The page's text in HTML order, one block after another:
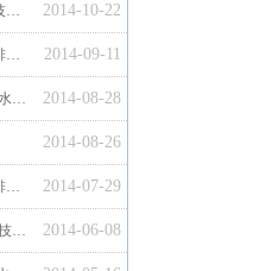
2014-10-22
热水专业委员会集贮热式无动力太阳能技术研讨会通知
2014-09-11
关于召开第二届中国建筑学会建筑给水排水研究分会第二次全体会员大会暨学术交流会的通知
2014-08-28
2014年“第四届中国建筑学会优秀给水排水设计奖”评选揭晓
2014-08-26
2014-07-29
关于召开第二届中国建筑学会建筑给水排水研究分会第二次全体会员大会暨学术交流会的预通知
2014-06-08
关于申报《2014年度“中国建筑学会科学技术奖”（建筑给水排水领域）》的通知